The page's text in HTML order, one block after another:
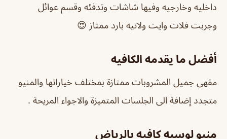
داخليه وخارجيه وفيها شاشات وتدفئه وقسم عوائل
وجربت فلات وايت ولاتيه بارد ممتاز 😍
أفضل ما يقدمه الكافيه
مقهى جميل المشروبات ممتازة بمختلف خياراتها والمنيو
متجدد إضافة الى الجلسات المتميزة والاجواء المريحة .
منيو لوسيه كافيه بالرياض